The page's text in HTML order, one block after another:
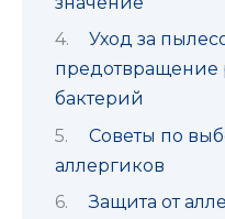
Уход за
предотвращение
бактерий
Советы по
аллергиков
Защита от